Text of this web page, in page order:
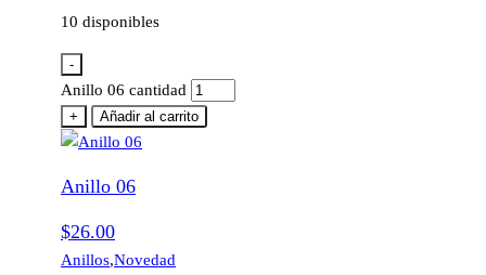
10 disponibles
-
Anillo 06 cantidad
+ Añadir al carrito
Anillo 06
$26.00
Anillos,Novedad